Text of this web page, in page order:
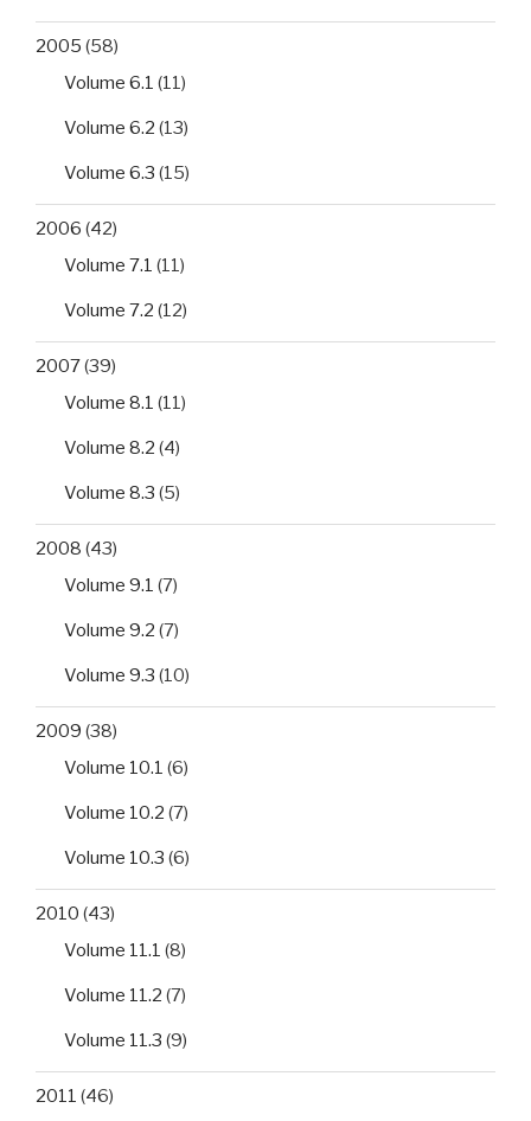
2005 (58)
Volume 6.1 (11)
Volume 6.2 (13)
Volume 6.3 (15)
2006 (42)
Volume 7.1 (11)
Volume 7.2 (12)
2007(39)
Volume 8.1 (11)
Volume 8.2 (4)
Volume 8.3 (5)
2008 (43)
Volume 9.1 (7)
Volume 9.2 (7)
Volume 9.3 (10)
2009 (38)
Volume 10.1 (6)
Volume 10.2 (7)
Volume 10.3 (6)
2010 (43)
Volume 11.1 (8)
Volume 11.2 (7)
Volume 11.3 (9)
2011 (46)